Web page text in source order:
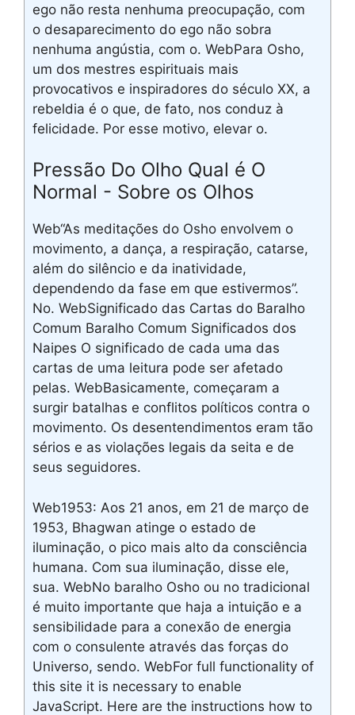
ego não resta nenhuma preocupação, com
o desaparecimento do ego não sobra
nenhuma angústia, com o. WebPara Osho,
um dos mestres espirituais mais
provocativos e inspiradores do século XX, a
rebeldia é o que, de fato, nos conduz à
felicidade. Por esse motivo, elevar o.
Pressão Do Olho Qual é O
Normal - Sobre os Olhos
Web“As meditações do Osho envolvem o
movimento, a dança, a respiração, catarse,
além do silêncio e da inatividade,
dependendo da fase em que estivermos”.
No. WebSignificado das Cartas do Baralho
Comum Baralho Comum Significados dos
Naipes O significado de cada uma das
cartas de uma leitura pode ser afetado
pelas. WebBasicamente, começaram a
surgir batalhas e conflitos políticos contra o
movimento. Os desentendimentos eram tão
sérios e as violações legais da seita e de
seus seguidores.
Web1953: Aos 21 anos, em 21 de março de
1953, Bhagwan atinge o estado de
iluminação, o pico mais alto da consciência
humana. Com sua iluminação, disse ele,
sua. WebNo baralho Osho ou no tradicional
é muito importante que haja a intuição e a
sensibilidade para a conexão de energia
com o consulente através das forças do
Universo, sendo. WebFor full functionality of
this site it is necessary to enable
JavaScript. Here are the instructions how to